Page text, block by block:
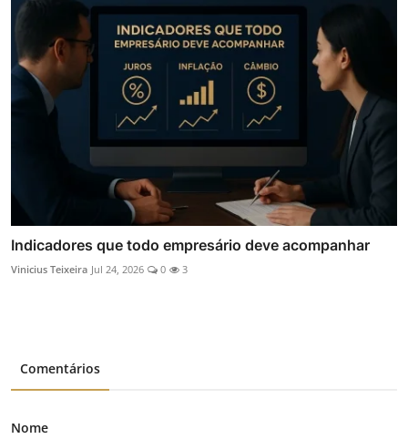
Indicadores que todo empresário deve acompanhar
Vinicius Teixeira Jul 24, 2026 0 3
Comentários
Nome